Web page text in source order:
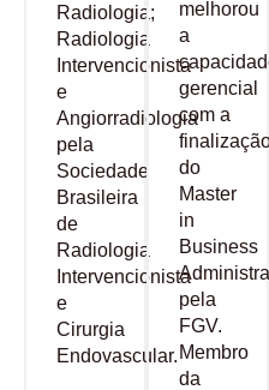
Radiologia;
Radiologia
Intervencionista
e
Angiorradiologia
pela
Sociedade
Brasileira
de
Radiologia
Intervencionista
e
Cirurgia
Endovascular.
melhorou
a
gerencial
com a
finalização
do
Master
in
Business
pela
FGV.
Membro
da